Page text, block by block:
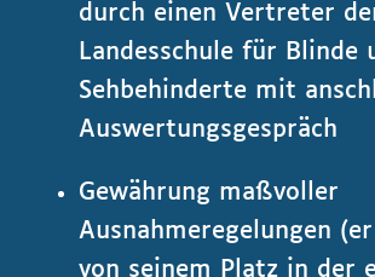
durch einen Vertreter
Landesschule für Blinde
Sehbehinderte mit
Auswertungsgespräch
Gewährung maßvoller
Ausnahmeregelungen
von seinem Platz in der